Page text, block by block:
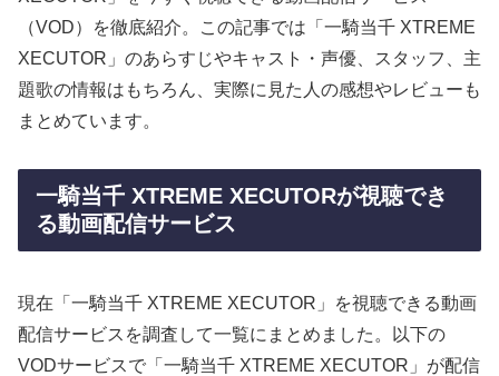
（VOD）を徹底紹介。この記事では「一騎当千 XTREME
XECUTOR」のあらすじやキャスト・声優、スタッフ、主
題歌の情報はもちろん、実際に見た人の感想やレビューも
まとめています。
一騎当千 XTREME XECUTORが視聴でき
る動画配信サービス
現在「一騎当千 XTREME XECUTOR」を視聴できる動画
配信サービスを調査して一覧にまとめました。以下の
VODサービスで「一騎当千 XTREME XECUTOR」が配信